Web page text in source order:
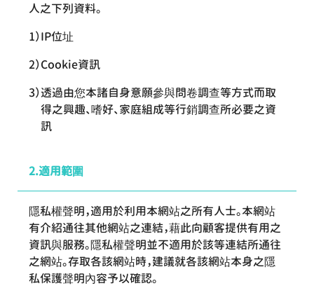
人之下列資料。
IP位址
Cookie資訊
透過由您本諸自身意願參與問卷調查等方式而取
得之興趣、嗜好、家庭組成等行銷調查所必要之資
訊
適用範圍
隱私權聲明，適用於利用本網站之所有人士。本網站
有介紹通往其他網站之連結，藉此向顧客提供有用之
資訊與服務。隱私權聲明並不適用於該等連結所通往
之網站。存取各該網站時，建議就各該網站本身之隱
私保護聲明內容予以確認。